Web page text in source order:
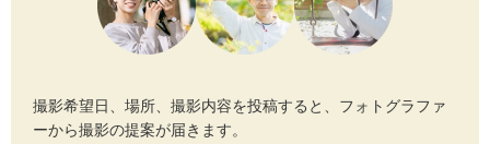
撮影希望日、場所、撮影内容を投稿すると、フォトグラファ
ーから撮影の提案が届きます。